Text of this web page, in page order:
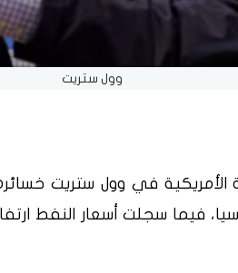
وول ستريت
الأمريكية في وول ستريت
فيما سجلت أسعار النفط